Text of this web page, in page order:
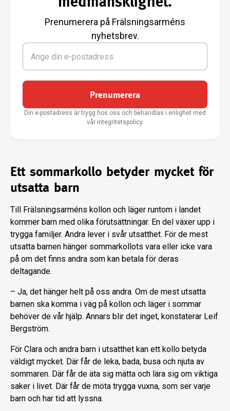
Prenumerera på Frälsningsarméns
nyhetsbrev.
Prenumerera
Din e-postadress är trygg hos oss och behandlas i enlighet med
vår integritetspolicy.
Ett sommarkollo betyder mycket för
utsatta barn
Till Frälsningsarméns kollon och läger runtom i landet
kommer barn med olika förutsättningar. En del växer upp i
trygga familjer. Andra lever i svår utsatthet. För de mest
utsatta barnen hänger sommarkollots vara eller icke vara
på om det finns andra som kan betala för deras
deltagande.
– Ja, det hänger helt på oss andra. Om de mest utsatta
barnen ska komma i väg på kollon och läger i sommar
behöver de vår hjälp. Annars blir det inget, konstaterar Leif
Bergström.
För Clara och andra barn i utsatthet kan ett kollo betyda
väldigt mycket. Där får de leka, bada, busa och njuta av
sommaren. Där får de äta sig mätta och lära sig om viktiga
saker i livet. Där får de möta trygga vuxna, som ser varje
barn och har tid att lyssna.